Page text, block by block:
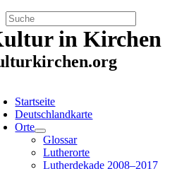
Zum
Inhalt
springen
in Kirchen
Startseite
Deutschlandkarte
Orte
Glossar
Lutherorte
Lutherdekade 2008–2017